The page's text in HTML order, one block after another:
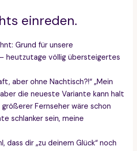
einreden.
Grund für unsere
heutzutage völlig übersteigertes
aber ohne Nachtisch?!“ „Mein
die neueste Variante kann halt
größerer Fernseher wäre schon
schlanker sein, meine
dass dir „zu deinem Glück“ noch